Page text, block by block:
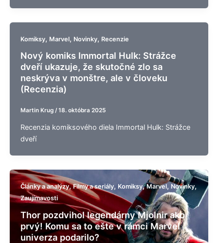
Komiksy, Marvel, Novinky, Recenzie
Nový komiks Immortal Hulk: Strážce
dveří ukazuje, že skutočné zlo sa
neskrýva v monštre, ale v človeku
(Recenzia)
Martin Krug / 18. októbra 2025
Recenzia komiksového diela Immortal Hulk: Strážce
dveří
Články a analýzy,Filmy a seriály, Komiksy,Marvel, Novinky,
Zaujímavosti
Thor pozdvihol legendárny Mjolnir ako
prvý! Komu sa to ešte v rámci Marvel
univerza podarilo?